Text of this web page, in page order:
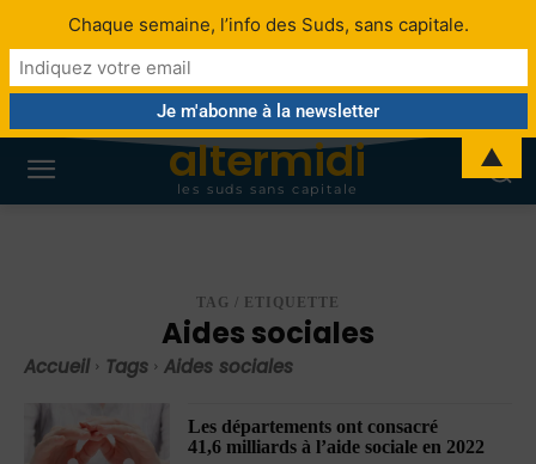
altermidi
les suds sans capitale
TAG / ETIQUETTE
Aides sociales
Accueil Tags Aides sociales
Les départements ont consacré
41,6 milliards à l’aide sociale en 2022
Chaque semaine, l’info des Suds, sans capitale.
▲